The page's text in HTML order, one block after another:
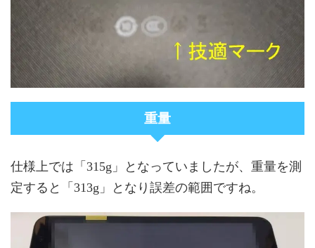
重量
仕様上では「315g」となっていましたが、重量を測
定すると「313g」となり誤差の範囲ですね。